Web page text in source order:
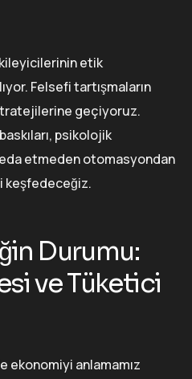
etik
Felsefi tartışmaların
geçiyoruz.
psikolojik
etmeden otomasyondan
keşfedeceğiz.
Durumu:
ve Tüketici
ekonomiyi anlamamız